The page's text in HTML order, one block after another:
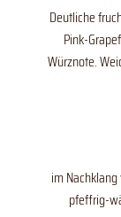
Deutliche
Pink-
Würznote.
im
pfeffrig-